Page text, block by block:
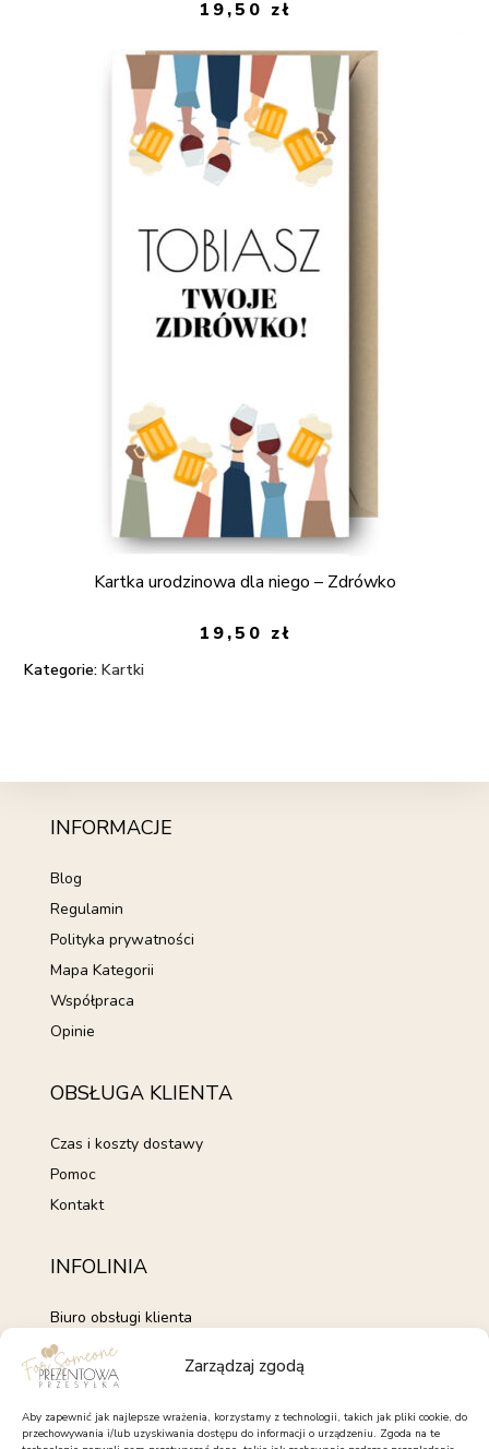
Zarządzaj zgodą
Aby zapewnić jak najlepsze wrażenia, korzystamy z technologii, takich jak pliki cookie, do
przechowywania i/lub uzyskiwania dostępu do informacji o urządzeniu. Zgoda na te
19,50 zł
Kartka urodzinowa dla niego – Zdrówko
19,50 zł
Kategorie: Kartki
INFORMACJE
Blog
Regulamin
Polityka prywatności
Mapa Kategorii
Współpraca
Opinie
OBSŁUGA KLIENTA
Czas i koszty dostawy
Pomoc
Kontakt
INFOLINIA
Biuro obsługi klienta
+48 735 843 843
pon. - pt. 7:00 - 15:00
kontakt@forsomeone.pl